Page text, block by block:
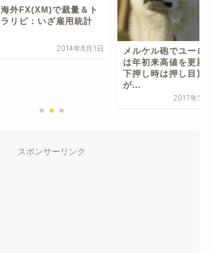
海外FX(XM)で裁量＆ト
ラリピ：いざ雇用統計
2014年8月1日
メルケル砲でユーロ
は年初来高値を更
下押し時は押し目買
が...
2017年5
スポンサーリンク